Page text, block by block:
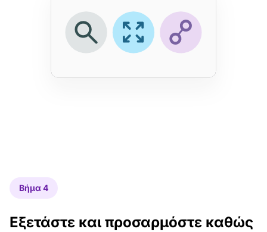
Βήμα 4
Εξετάστε και προσαρμόστε καθώς